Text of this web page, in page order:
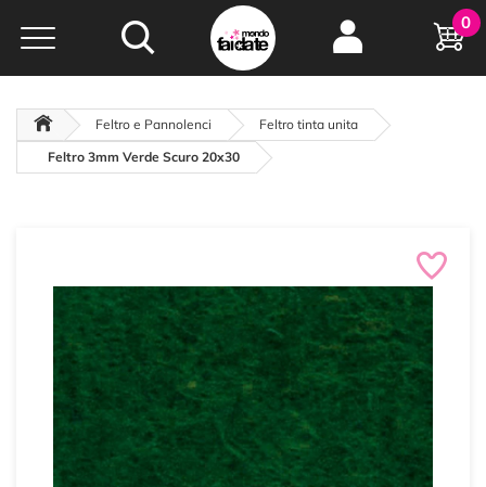
Hobby e
creatività...
oltre 15 anni online
0
Feltro e Pannolenci
Feltro tinta unita
Feltro 3mm Verde Scuro 20x30